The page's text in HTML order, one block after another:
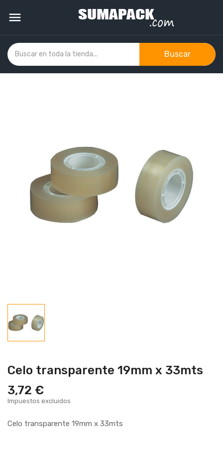

Buscar
Celo transparente 19mm x 33mts
3,72 €
Impuestos excluidos
Celo transparente 19mm x 33mts